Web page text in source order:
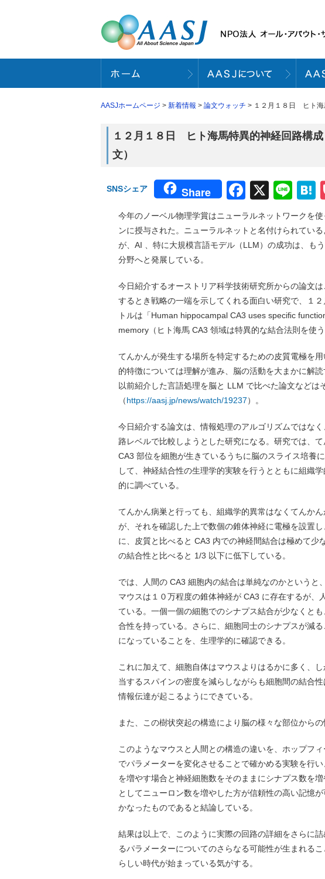
AASJホームページ > 新着情報 > 論文ウォッチ > １２月１８日 ヒト海
１２月１８日 ヒト海馬特異的神経回路構
文）
SNSシェア Share X
今年のノーベル物理学賞はニューラルネットワークを
ンに授与された。ニューラルネットと名付けられてい
が、AI 、特に大規模言語モデル（LLM）の成功は、も
分野へと発展している。
今日紹介するオーストリア科学技術研究所からの論文
するとき戦略の一端を示してくれる面白い研究で、１
トルは「Human hippocampal CA3 uses speciﬁc
memory（ヒト海馬 CA3 領域は特異的な結合法則を使
てんかんが発生する場所を特定するための皮質電極を
的特徴については理解が進み、脳の活動を大まかに解
以前紹介した言語処理を脳と LLM で比べた論文などは
（https://aasj.jp/news/watch/19237）。
今日紹介する論文は、情報処理のアルゴリズムではな
路レベルで比較しようとした研究になる。研究では、
CA3 部位を細胞が生きているうちに脳のスライス培養
して、神経結合性の生理学的実験を行うとともに組織
的に調べている。
てんかん病巣と行っても、組織学的異常はなくてんか
が、それを確認した上で数個の錐体神経に電極を設置
に、皮質と比べると CA3 内での神経間結合は極めて少
の結合性と比べると 1/3 以下に低下している。
では、人間の CA3 細胞内の結合は単純なのかというと
マウスは１０万程度の錐体神経が CA3 に存在するが、
ている。一個一個の細胞でのシナプス結合が少なくと
合性を持っている。さらに、細胞同士のシナプスが減
になっていることを、生理学的に確認できる。
これに加えて、細胞自体はマウスよりはるかに多く、
当するスパインの密度を減らしながらも細胞間の結合
情報伝達が起こるようにできている。
また、この樹状突起の構造により脳の様々な部位から
このようなマウスと人間との構造の違いを、ホップフ
でパラメーターを変化させることで確かめる実験を行
を増やす場合と神経細胞数をそのままにシナプス数を
としてニューロン数を増やした方が信頼性の高い記憶
かなったものであると結論している。
結果は以上で、このように実際の回路の詳細をさらに
るパラメーターについてのさらなる可能性が生まれる
らしい時代が始まっている気がする。